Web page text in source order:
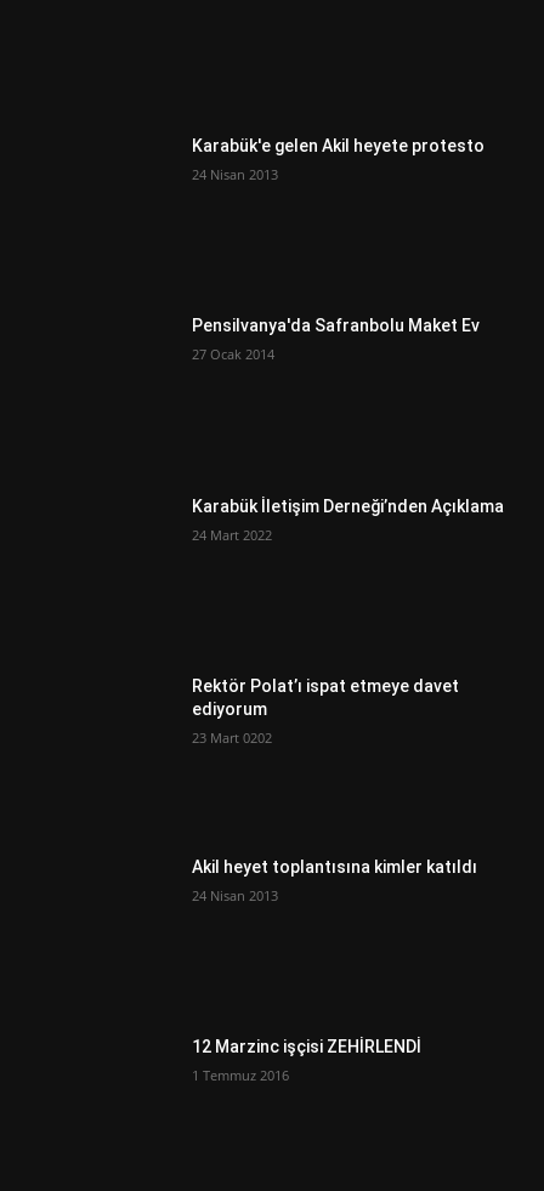
Karabük'e gelen Akil heyete protesto
24 Nisan 2013
Pensilvanya'da Safranbolu Maket Ev
27 Ocak 2014
Karabük İletişim Derneği’nden Açıklama
24 Mart 2022
Rektör Polat’ı ispat etmeye davet
ediyorum
23 Mart 0202
Akil heyet toplantısına kimler katıldı
24 Nisan 2013
12 Marzinc işçisi ZEHİRLENDİ
1 Temmuz 2016